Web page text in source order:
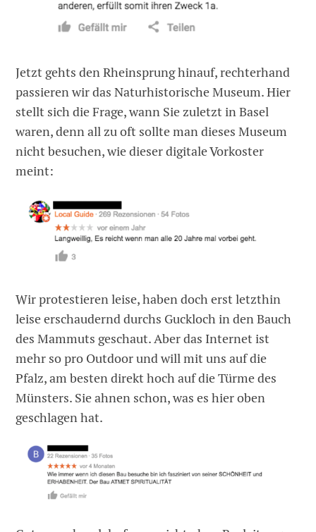
Jetzt gehts den Rheinsprung hinauf, rechterhand
passieren wir das Naturhistorische Museum. Hier
stellt sich die Frage, wann Sie zuletzt in Basel
waren, denn all zu oft sollte man dieses Museum
nicht besuchen, wie dieser digitale Vorkoster
meint:
Wir protestieren leise, haben doch erst letzthin
leise erschaudernd durchs Guckloch in den Bauch
des Mammuts geschaut. Aber das Internet ist
mehr so pro Outdoor und will mit uns auf die
Pfalz, am besten direkt hoch auf die Türme des
Münsters. Sie ahnen schon, was es hier oben
geschlagen hat.